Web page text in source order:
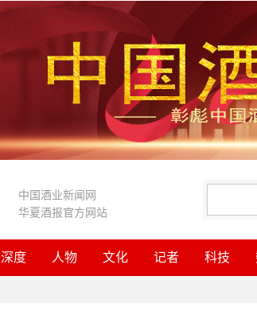
中国酒业新闻网
华夏酒报官方网站
深度 人物 文化 记者 科技